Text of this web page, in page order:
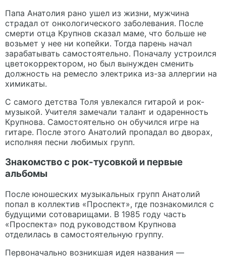
Папа Анатолия рано ушел из жизни, мужчина
страдал от онкологического заболевания. После
смерти отца Крупнов сказал маме, что больше не
возьмет у нее ни копейки. Тогда парень начал
зарабатывать самостоятельно. Поначалу устроился
цветокорректором, но был вынужден сменить
должность на ремесло электрика из-за аллергии на
химикаты.
С самого детства Толя увлекался гитарой и рок-
музыкой. Учителя замечали талант и одаренность
Крупнова. Самостоятельно он обучился игре на
гитаре. После этого Анатолий пропадал во дворах,
исполняя песни любимых групп.
Знакомство с рок-тусовкой и первые
альбомы
После юношеских музыкальных групп Анатолий
попал в коллектив «Проспект», где познакомился с
будущими сотоварищами. В 1985 году часть
«Проспекта» под руководством Крупнова
отделилась в самостоятельную группу.
Первоначально возникшая идея названия —